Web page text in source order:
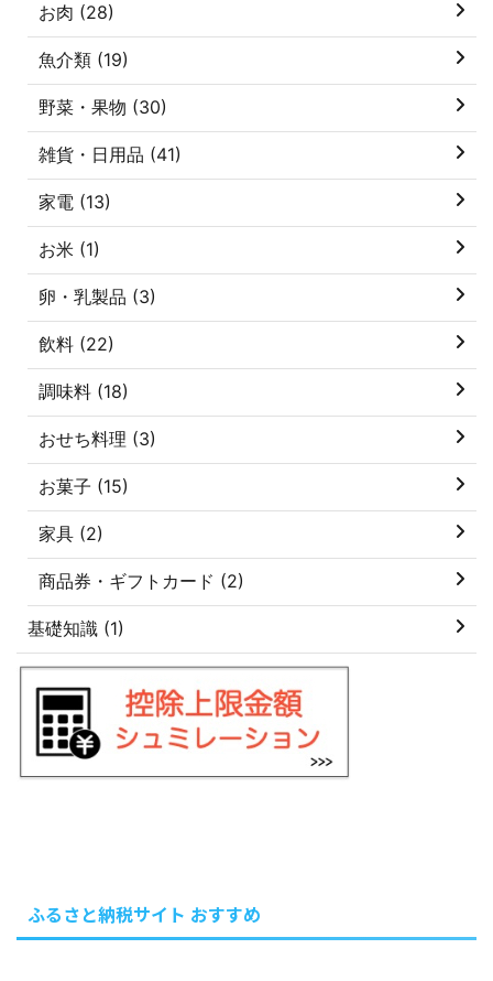
お肉 (28)
魚介類 (19)
野菜・果物 (30)
雑貨・日用品 (41)
家電 (13)
お米 (1)
卵・乳製品 (3)
飲料 (22)
調味料 (18)
おせち料理 (3)
お菓子 (15)
家具 (2)
商品券・ギフトカード (2)
基礎知識 (1)
ふるさと納税サイト おすすめ